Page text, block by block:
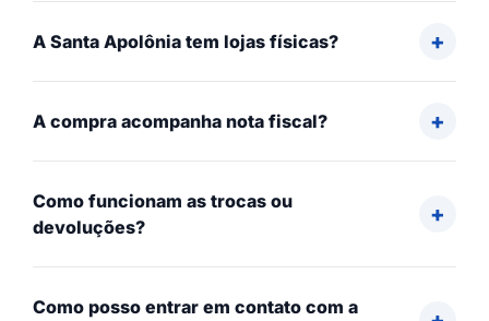
A Santa Apolônia tem lojas físicas?
A compra acompanha nota fiscal?
Como funcionam as trocas ou
devoluções?
Como posso entrar em contato com a